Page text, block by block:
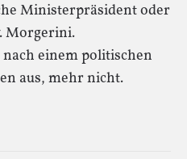
Ministerpräsident oder
Morgerini.
einem politischen
aus, mehr nicht.